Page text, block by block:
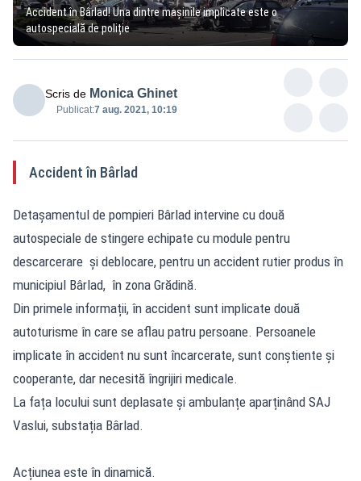
Accident în Bârlad! Una dintre mașinile implicate este o
autospecială de poliție
Scris de Monica Ghinet
Publicat:7 aug. 2021, 10:19
Accident în Bârlad
Detașamentul de pompieri Bârlad intervine cu două
autospeciale de stingere echipate cu module pentru
descarcerare și deblocare, pentru un accident rutier produs în
municipiul Bârlad, în zona Grădină.
Din primele informații, în accident sunt implicate două
autoturisme în care se aflau patru persoane. Persoanele
implicate în accident nu sunt încarcerate, sunt conștiente și
cooperante, dar necesită îngrijiri medicale.
La fața locului sunt deplasate și ambulanțe aparținând SAJ
Vaslui, substația Bârlad.
Acțiunea este în dinamică.